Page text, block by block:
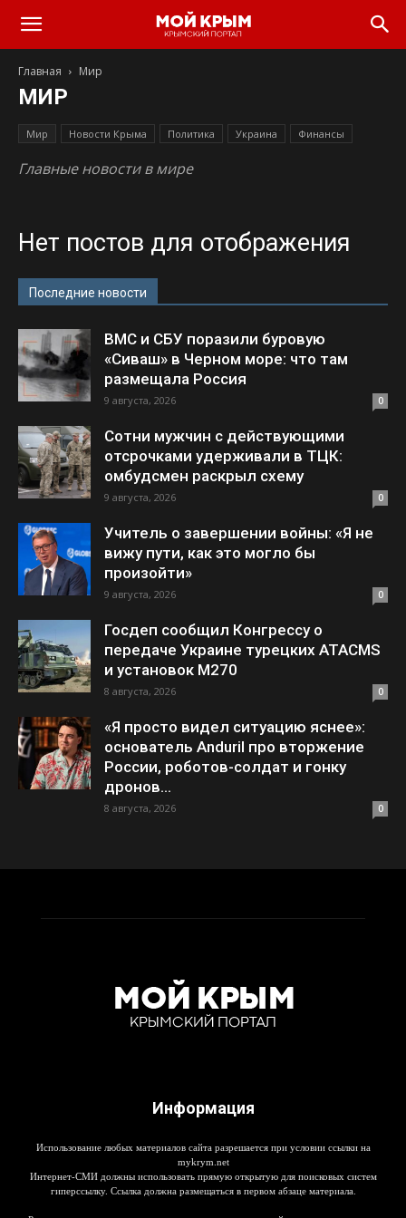
Главная Мир
МИР
Мир Новости Крыма Политика Украина Финансы
Главные новости в мире
Нет постов для отображения
Последние новости
ВМС и СБУ поразили буровую
«Сиваш» в Черном море: что там
размещала Россия
9 августа, 2026 0
Сотни мужчин с действующими
отсрочками удерживали в ТЦК:
омбудсмен раскрыл схему
9 августа, 2026 0
Учитель о завершении войны: «Я не
вижу пути, как это могло бы
произойти»
9 августа, 2026 0
Госдеп сообщил Конгрессу о
передаче Украине турецких ATACMS
и установок M270
8 августа, 2026 0
«Я просто видел ситуацию яснее»:
основатель Anduril про вторжение
России, роботов-солдат и гонку
дронов...
8 августа, 2026 0
Информация
Использование любых материалов сайта разрешается при условии ссылки на
mykrym.net
Интернет-СМИ должны использовать прямую открытую для поисковых систем
гиперссылку. Ссылка должна размещаться в первом абзаце материала.